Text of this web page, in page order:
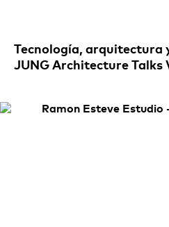
Tecnología, arquitectura
JUNG Architecture Talks